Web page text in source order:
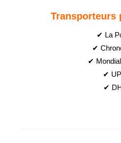
Transporteurs
✔ La
✔
✔
✔
✔